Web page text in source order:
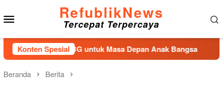
ke
konten
RefublikNews
Tercepat Terpercaya
Konten Spesial
Lagu MBG untuk Masa Depan Anak Bangsa Akibat
Beranda Berita